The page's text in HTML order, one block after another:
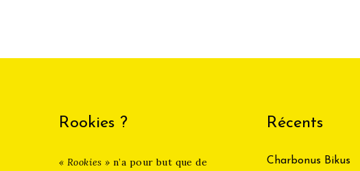
Rookies ?
« Rookies »n’a pour but que de
Récents
Charbonus Bikus